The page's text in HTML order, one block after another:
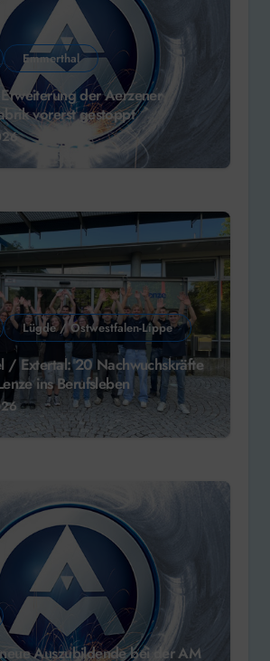
Emmerthal
der Aerzener
vorerst gestoppt
Lügde / Ostwestfalen-Lippe
/ Extertal: 20 Nachwuchskräfte
ins Berufsleben
Auszubildende bei der AM